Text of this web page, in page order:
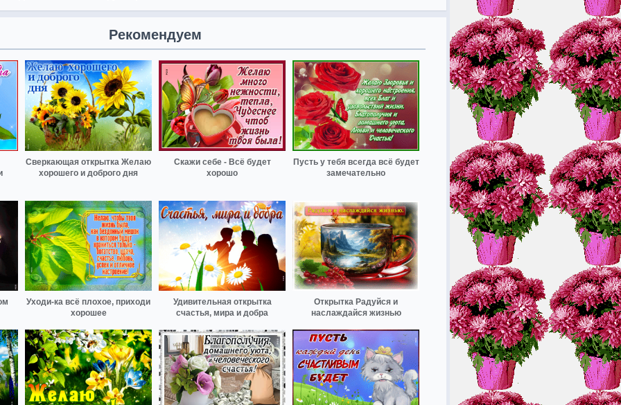
Рекомендуем
Сверкающая открытка Желаю
хорошего и доброго дня
Скажи себе - Всё будет
хорошо
Пусть у тебя всегда всё будет
замечательно
Уходи-ка всё плохое, приходи
хорошее
Удивительная открытка
счастья, мира и добра
Открытка Радуйся и
наслаждайся жизнью